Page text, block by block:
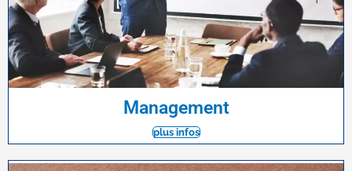
Management
plus infos